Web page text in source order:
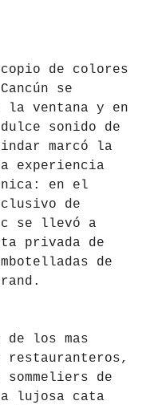
de colores
se
la ventana y en
sonido de
marcó la
experiencia
en el
de
se llevó a
privada de
de
de los mas
restauranteros,
de
lujosa cata